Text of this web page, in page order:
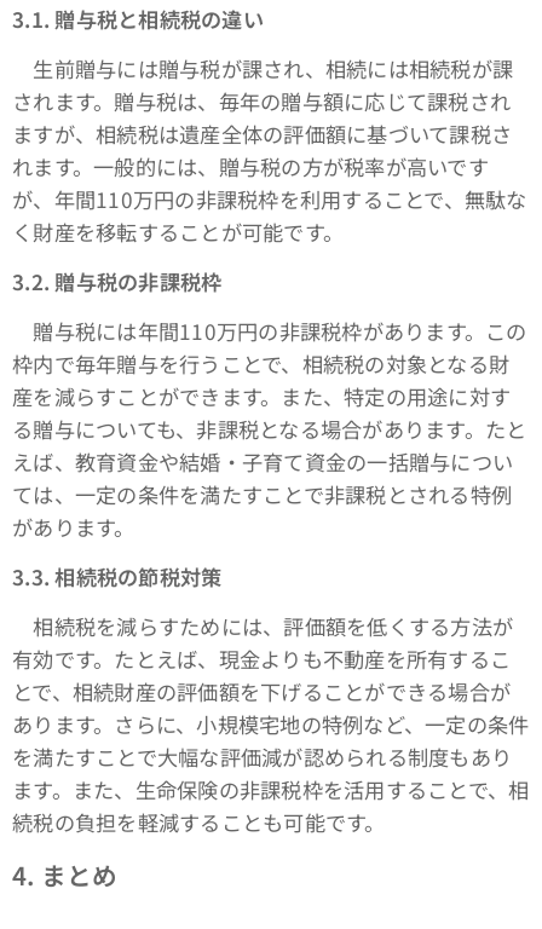
3.1. 贈与税と相続税の違い
生前贈与には贈与税が課され、相続には相続税が課
されます。贈与税は、毎年の贈与額に応じて課税され
ますが、相続税は遺産全体の評価額に基づいて課税さ
れます。一般的には、贈与税の方が税率が高いです
が、年間110万円の非課税枠を利用することで、無駄な
く財産を移転することが可能です。
3.2. 贈与税の非課税枠
贈与税には年間110万円の非課税枠があります。この
枠内で毎年贈与を行うことで、相続税の対象となる財
産を減らすことができます。また、特定の用途に対す
る贈与についても、非課税となる場合があります。たと
えば、教育資金や結婚・子育て資金の一括贈与につい
ては、一定の条件を満たすことで非課税とされる特例
があります。
3.3.相続税の節税対策
相続税を減らすためには、評価額を低くする方法が
有効です。たとえば、現金よりも不動産を所有するこ
とで、相続財産の評価額を下げることができる場合が
あります。さらに、小規模宅地の特例など、一定の条件
を満たすことで大幅な評価減が認められる制度もあり
ます。また、生命保険の非課税枠を活用することで、相
続税の負担を軽減することも可能です。
4. まとめ